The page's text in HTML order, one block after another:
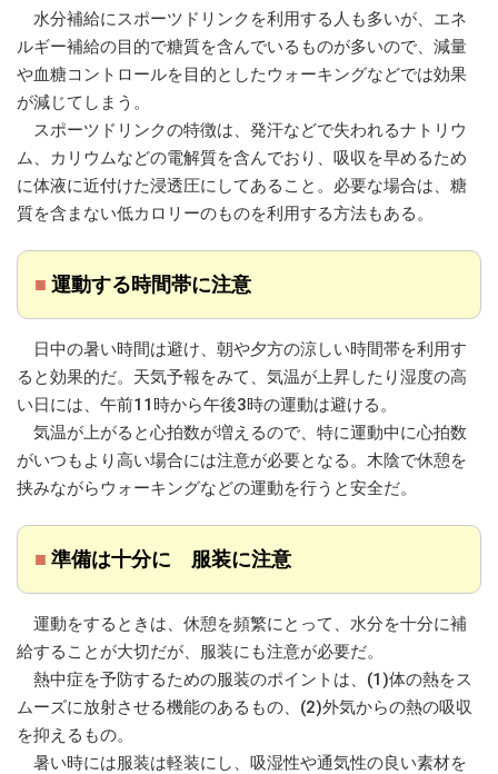
水分補給にスポーツドリンクを利用する人も多いが、エネ
ルギー補給の目的で糖質を含んでいるものが多いので、減量
や血糖コントロールを目的としたウォーキングなどでは効果
が減じてしまう。
スポーツドリンクの特徴は、発汗などで失われるナトリウ
ム、カリウムなどの電解質を含んでおり、吸収を早めるため
に体液に近付けた浸透圧にしてあること。必要な場合は、糖
質を含まない低カロリーのものを利用する方法もある。
■ 運動する時間帯に注意
日中の暑い時間は避け、朝や夕方の涼しい時間帯を利用す
ると効果的だ。天気予報をみて、気温が上昇したり湿度の高
い日には、午前11時から午後3時の運動は避ける。
気温が上がると心拍数が増えるので、特に運動中に心拍数
がいつもより高い場合には注意が必要となる。木陰で休憩を
挟みながらウォーキングなどの運動を行うと安全だ。
■ 準備は十分に 服装に注意
運動をするときは、休憩を頻繁にとって、水分を十分に補
給することが大切だが、服装にも注意が必要だ。
熱中症を予防するための服装のポイントは、(1)体の熱をス
ムーズに放射させる機能のあるもの、(2)外気からの熱の吸収
を抑えるもの。
暑い時には服装は軽装にし、吸湿性や通気性の良い素材を